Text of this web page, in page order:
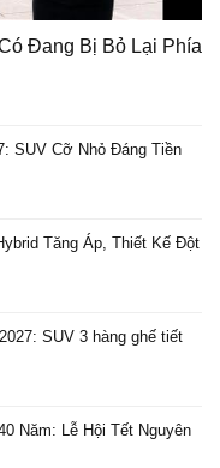
Đang Bị Bỏ Lại Phía
SUV Cỡ Nhỏ Đáng Tiền
Tăng Áp, Thiết Kế Đột
SUV 3 hàng ghế tiết
Năm: Lễ Hội Tết Nguyên